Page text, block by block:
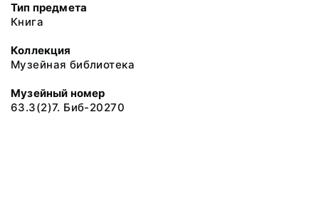
Тип предмета
Книга
Коллекция
Музейная библиотека
Музейный номер
63.3(2)7. Биб-20270